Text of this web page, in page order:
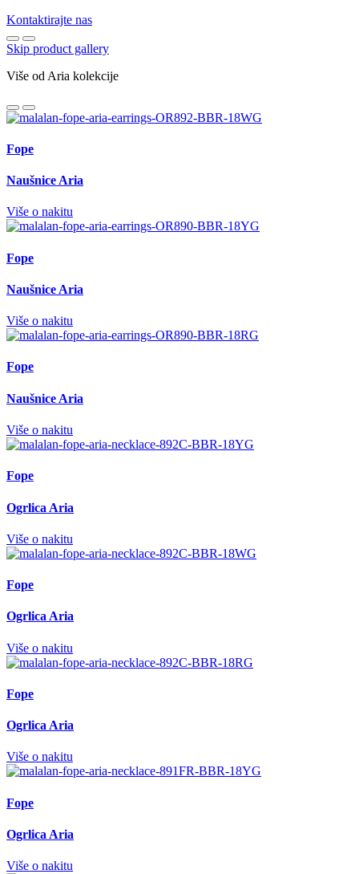
Kontaktirajte nas
Skip product gallery
Više od Aria kolekcije
Fope
Naušnice Aria
Više o nakitu
Fope
Naušnice Aria
Više o nakitu
Fope
Naušnice Aria
Više o nakitu
Fope
Ogrlica Aria
Više o nakitu
Fope
Ogrlica Aria
Više o nakitu
Fope
Ogrlica Aria
Više o nakitu
Fope
Ogrlica Aria
Više o nakitu